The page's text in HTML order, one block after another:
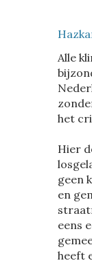
Alle
het
Hier
geen
en
eens
heeft